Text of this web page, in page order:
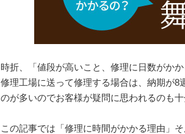
時折、「値段が高いこと、修理に日数がか
修理工場に送って修理する場合は、納期が
のが多いのでお客様が疑問に思われるのも十
この記事では「修理に時間がかかる理由」